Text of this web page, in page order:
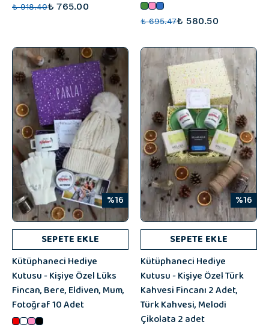
₺ 918.40₺ 765.00
₺ 695.47₺ 580.50
%16
SEPETE EKLE
Kütüphaneci Hediye
Kutusu - Kişiye Özel Lüks
Fincan, Bere, Eldiven, Mum,
Fotoğraf 10 Adet
%16
SEPETE EKLE
Kütüphaneci Hediye
Kutusu - Kişiye Özel Türk
Kahvesi Fincanı 2 Adet,
Türk Kahvesi, Melodi
Çikolata 2 adet